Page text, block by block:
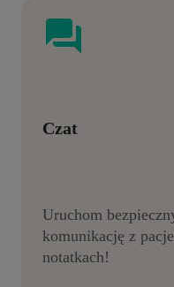
Czat
Uruchom
komunikację z
notatkach!